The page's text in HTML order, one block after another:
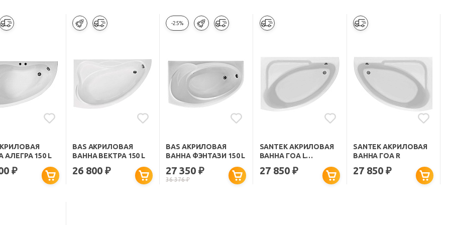
АЛЕГРА 150 L
₽
BAS АКРИЛОВАЯ
ВАННА ВЕКТРА 150 L
26 800 ₽
-25%
BAS АКРИЛОВАЯ
ВАННА ФЭНТАЗИ 150 L
27 350₽
36 376₽
SANTEK АКРИЛОВАЯ
ВАННА ГОА L
WH112328
27 850 ₽
SANTEK АКРИЛОВАЯ
ВАННА ГОА R
27 850 ₽